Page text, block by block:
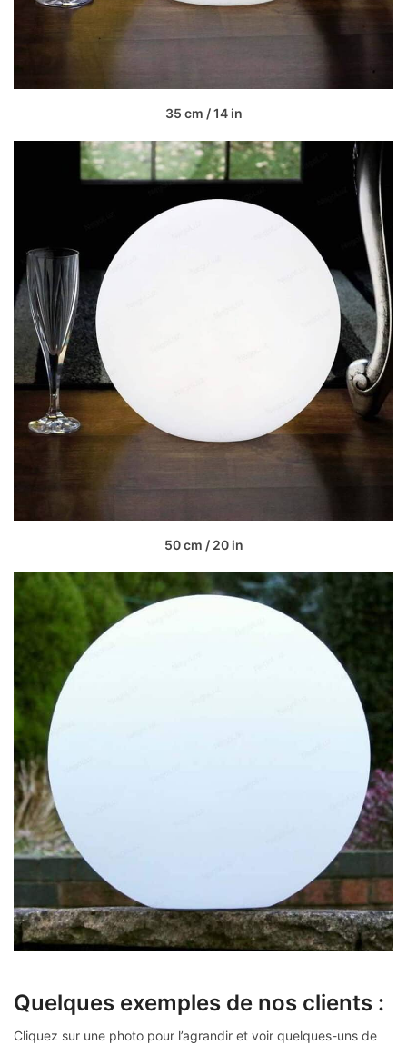
35 cm / 14 in
50 cm / 20 in
Quelques exemples de nos clients :
Cliquez sur une photo pour l’agrandir et voir quelques-uns de